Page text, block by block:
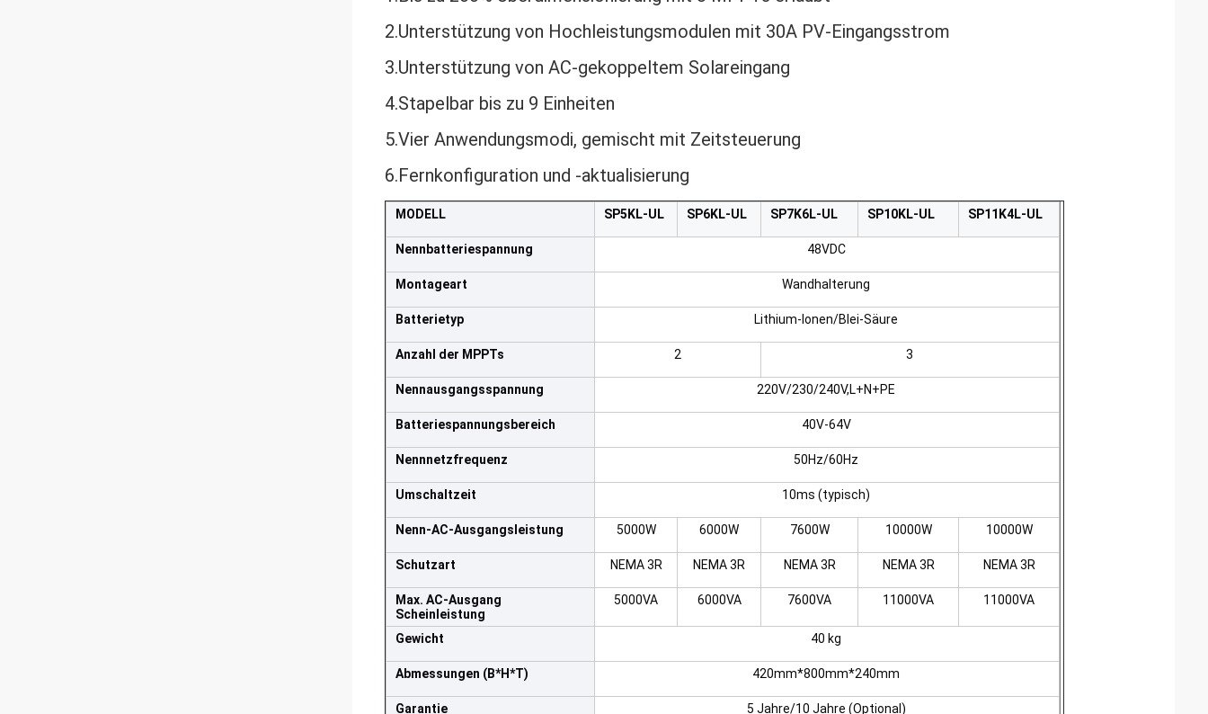
2.Unterstützung von Hochleistungsmodulen mit 30A PV-Eingangsstrom
3.Unterstützung von AC-gekoppeltem Solareingang
4.Stapelbar bis zu 9 Einheiten
5.Vier Anwendungsmodi, gemischt mit Zeitsteuerung
6.Fernkonfiguration und -aktualisierung
MODELL SP5KL-UL SP6KL-UL SP7K6L-UL SP10KL-UL SP11K4L-UL
Nennbatteriespannung 48VDC
Montageart Wandhalterung
Batterietyp Lithium-Ionen/Blei-Säure
Anzahl der MPPTs 2 3
Nennausgangsspannung 220V/230/240V,L+N+PE
Batteriespannungsbereich 40V-64V
Nennnetzfrequenz 50Hz/60Hz
Umschaltzeit 10ms (typisch)
Nenn-AC-Ausgangsleistung 5000W 6000W 7600W 10000W 10000W
Schutzart NEMA 3R NEMA 3R NEMA 3R NEMA 3R NEMA 3R
Max. AC-Ausgang
Scheinleistung
5000VA 6000VA 7600VA 11000VA 11000VA
Gewicht 40 kg
Abmessungen (B*H*T) 420mm*800mm*240mm
Garantie 5 Jahre/10 Jahre (Optional)